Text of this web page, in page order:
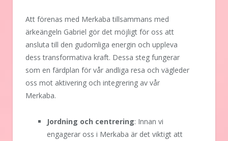
Att förenas med Merkaba tillsammans med
ärkeängeln Gabriel gör det möjligt för oss att
ansluta till den gudomliga energin och uppleva
dess transformativa kraft. Dessa steg fungerar
som en färdplan för vår andliga resa och vägleder
oss mot aktivering och integrering av vår
Merkaba.
Jordning och centrering: Innan vi
engagerar oss i Merkaba är det viktigt att